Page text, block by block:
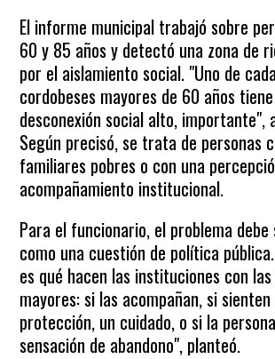
El informe municipal trabajó sobre
60 y 85 años y detectó una zona de
por el aislamiento social. "Uno de
cordobeses mayores de 60 años
desconexión social alto, importante",
Según precisó, se trata de personas
familiares pobres o con una
acompañamiento institucional.
Para el funcionario, el problema debe
como una cuestión de política
es qué hacen las instituciones con
mayores: si las acompañan, si
protección, un cuidado, o si la
sensación de abandono", planteó.